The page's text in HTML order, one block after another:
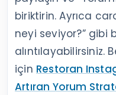
biriktirin. Ayrıca
neyi seviyor?” gibi
alıntılayabilirsiniz.
için Restoran
Artıran Yorum